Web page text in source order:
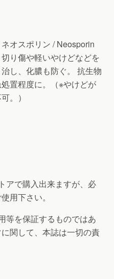
ネオスポリン / Neosporin
切り傷や軽いやけどなどを
治し、化膿も防ぐ。 抗生物
置程度に。（※やけどが
。）
アで購入出来ますが、必
用下さい。
等を保証するものではあ
関して、本誌は一切の責